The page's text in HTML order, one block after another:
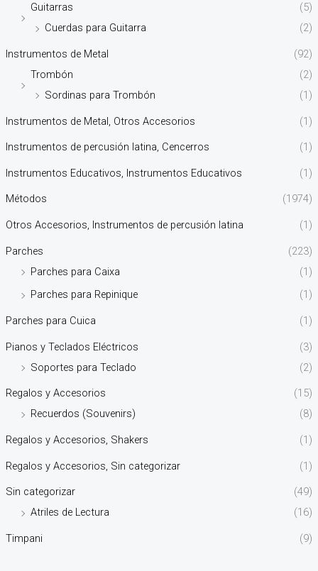
Guitarras
(5)
Cuerdas para Guitarra
(2)
Instrumentos de Metal
(92)
Trombón
(2)
Sordinas para Trombón
(1)
Instrumentos de Metal, Otros Accesorios (1)
Instrumentos de percusión latina, Cencerros (1)
Instrumentos Educativos, Instrumentos Educativos (1)
Métodos (1974)
Otros Accesorios, Instrumentos de percusión latina (1)
Parches
(223)
Parches para Caixa
(1)
Parches para Repinique
(1)
Parches para Cuica (1)
Pianos y Teclados Eléctricos
(3)
Soportes para Teclado
(2)
Regalos y Accesorios
(15)
Recuerdos (Souvenirs)
(8)
Regalos y Accesorios, Shakers (1)
Regalos y Accesorios, Sin categorizar (1)
Sin categorizar
(49)
Atriles de Lectura
(16)
Timpani (9)